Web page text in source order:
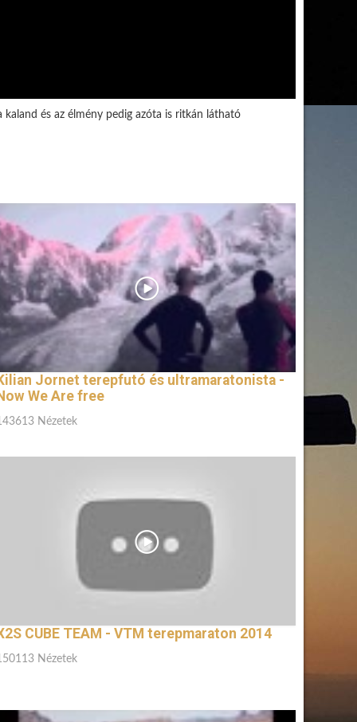
és az élmény pedig azóta is ritkán látható
Jornet terepfutó és ultramaratonista -
We Are free
Nézetek
CUBE TEAM - VTM terepmaraton 2014
Nézetek